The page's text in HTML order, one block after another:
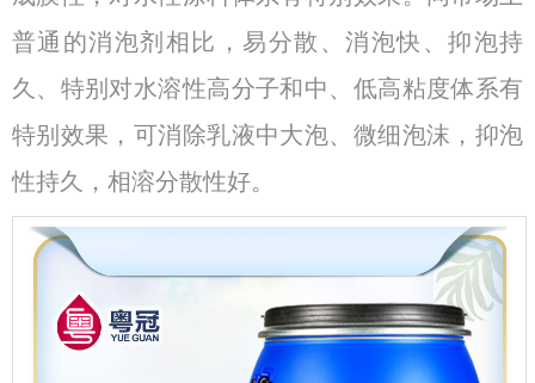
普通的消泡剂相比，易分散、消泡快、抑泡持
久、特别对水溶性高分子和中、低高粘度体系有
特别效果，可消除乳液中大泡、微细泡沫，抑泡
性持久，相溶分散性好。